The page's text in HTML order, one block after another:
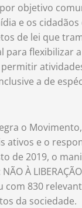
objetivo
e os
de lei que
para flexibilizar
a de
o
ativos e o
de 2019, o
NÃO À
com 830
da sociedade.